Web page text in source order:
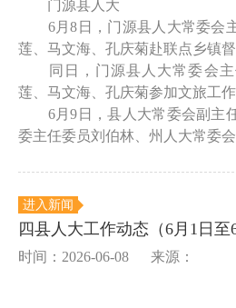
门源县人大
6月8日，门源县人大常委会
莲、马文海、孔庆菊赴联点乡镇督
同日，门源县人大常委会主
莲、马文海、孔庆菊参加文旅工作
6月9日，县人大常委会副主任
委主任委员刘伯林、州人大常委
进入新闻
四县人大工作动态（6月1日至
时间：2026-06-08 来源：